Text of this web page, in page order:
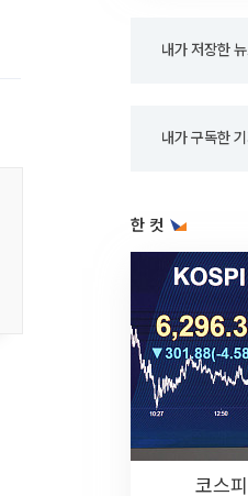
내가 저장한
내가 구독한
한 컷
코스